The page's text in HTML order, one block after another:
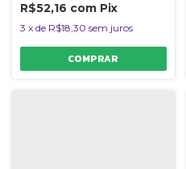
R$52,16 com Pix
3 x de R$18,30 sem juros